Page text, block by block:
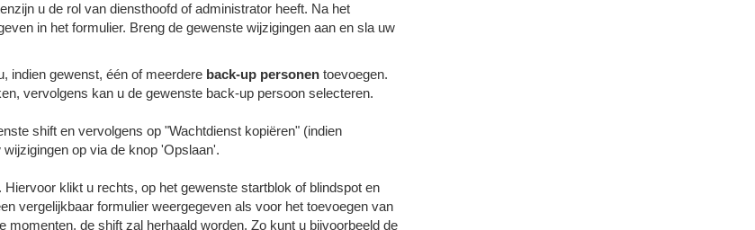
u de rol van diensthoofd of administrator heeft. Na het
in het formulier. Breng de gewenste wijzigingen aan en sla uw
indien gewenst, één of meerdere back-up personen toevoegen.
vervolgens kan u de gewenste back-up persoon selecteren.
shift en vervolgens op "Wachtdienst kopiëren" (indien
op via de knop 'Opslaan'.
Hiervoor klikt u rechts, op het gewenste startblok of blindspot en
vergelijkbaar formulier weergegeven als voor het toevoegen van
de shift zal herhaald worden. Zo kunt u bijvoorbeeld de